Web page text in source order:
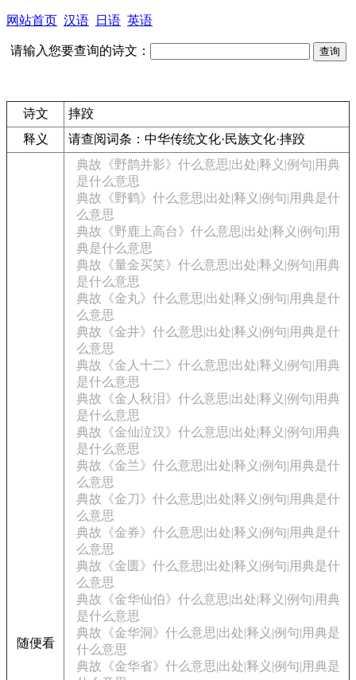
网站首页 汉语 日语 英语
请输入您要查询的诗文：
诗文
摔跤
释义
请查阅词条： 中华传统文化·民族文化·摔跤
随便看
典故《野鹊并影》什么意思|出处|释义|例句|用典
是什么意思
典故《野鹤》什么意思|出处|释义|例句|用典是什
么意思
典故《野鹿上高台》什么意思|出处|释义|例句|用
典是什么意思
典故《量金买笑》什么意思|出处|释义|例句|用典
是什么意思
典故《金丸》什么意思|出处|释义|例句|用典是什
么意思
典故《金井》什么意思|出处|释义|例句|用典是什
么意思
典故《金人十二》什么意思|出处|释义|例句|用典
是什么意思
典故《金人秋泪》什么意思|出处|释义|例句|用典
是什么意思
典故《金仙泣汉》什么意思|出处|释义|例句|用典
是什么意思
典故《金兰》什么意思|出处|释义|例句|用典是什
么意思
典故《金刀》什么意思|出处|释义|例句|用典是什
么意思
典故《金券》什么意思|出处|释义|例句|用典是什
么意思
典故《金匮》什么意思|出处|释义|例句|用典是什
么意思
典故《金华仙伯》什么意思|出处|释义|例句|用典
是什么意思
典故《金华洞》什么意思|出处|释义|例句|用典是
什么意思
典故《金华省》什么意思|出处|释义|例句|用典是